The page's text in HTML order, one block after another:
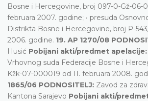
Bosne i Hercegovine, broj 097-0-Gž-06-
februara 2007. godine; • presuda
Distrikta Bosne i Hercegovine, broj P-
2006. godine. 19. AP 1270/08
Husić Pobijani akti/predmet apelacije:
Vrhovnog suda Federacije Bosne i
Kžk-07-000019 od 11. februara 2008.
1865/06 PODNOSITELJ: Zavod za
Kantona Sarajevo Pobijani akti/